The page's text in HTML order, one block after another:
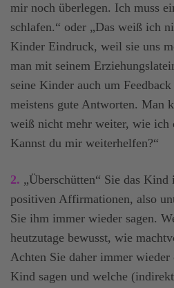
mir noch überlegen. Ich muss
schlafen.“ oder „Das weiß ich
Kinder Eindruck, weil sie uns
man mit seinem
seine Kinder auch um
meistens gute Antworten. Man
weiß nicht mehr weiter, wie ich
Kannst du mir weiterhelfen?“
2. „Überschütten“ Sie das
positiven Affirmationen, also
Sie ihm immer wieder sagen.
heutzutage bewusst, wie
Achten Sie daher immer
Kind sagen und welche